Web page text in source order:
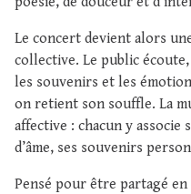
Le concert devient alors
collective. Le public
les souvenirs et les
on retient son souffle. La
affective : chacun y associe
d’âme, ses souvenirs
Pensé pour être partagé